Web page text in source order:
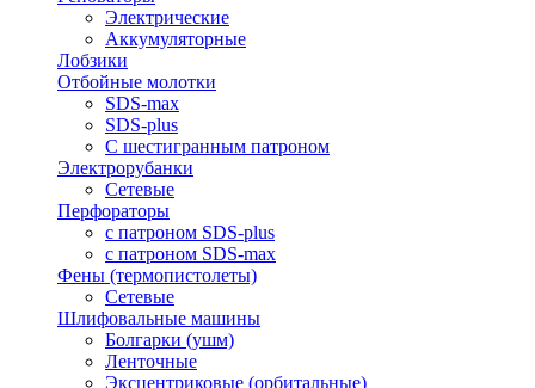
Электрические
Аккумуляторные
Лобзики
Отбойные молотки
SDS-max
SDS-plus
С шестигранным патроном
Электрорубанки
Сетевые
Перфораторы
с патроном SDS-plus
с патроном SDS-max
Фены (термопистолеты)
Сетевые
Шлифовальные машины
Болгарки (ушм)
Ленточные
Эксцентриковые (орбитальные)